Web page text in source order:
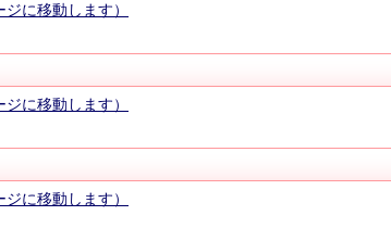
に移動します）
に移動します）
に移動します）